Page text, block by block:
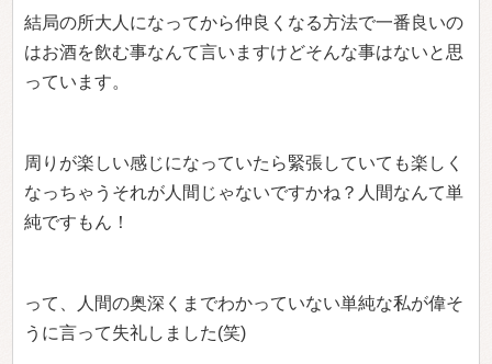
結局の所大人になってから仲良くなる方法で一番良いの
はお酒を飲む事なんて言いますけどそんな事はないと思
っています。
周りが楽しい感じになっていたら緊張していても楽しく
なっちゃうそれが人間じゃないですかね？人間なんて単
純ですもん！
って、人間の奥深くまでわかっていない単純な私が偉そ
うに言って失礼しました(笑)